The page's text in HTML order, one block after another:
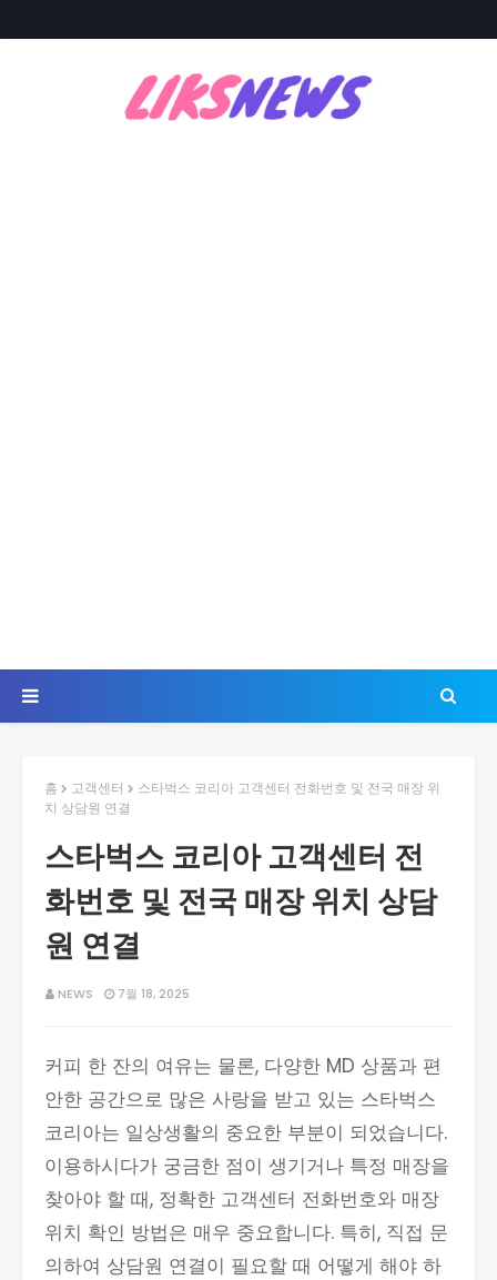
홈 고객센터
스타벅스 코리아 고객센터 전화번호 및 전국 매장 위
치 상담원 연결
스타벅스 코리아 고객센터 전
화번호 및 전국 매장 위치 상담
원 연결
NEWS 7월 18, 2025
커피 한 잔의 여유는 물론, 다양한 MD 상품과 편
안한 공간으로 많은 사랑을 받고 있는 스타벅스
코리아는 일상생활의 중요한 부분이 되었습니다.
이용하시다가 궁금한 점이 생기거나 특정 매장을
찾아야 할 때, 정확한 고객센터 전화번호와 매장
위치 확인 방법은 매우 중요합니다. 특히, 직접 문
의하여 상담원 연결이 필요할 때 어떻게 해야 하